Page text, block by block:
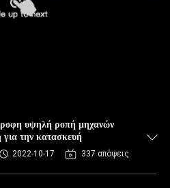
υψηλή ροπή μηχανών
την κατασκευή
2022-10-17 337 απόψεις